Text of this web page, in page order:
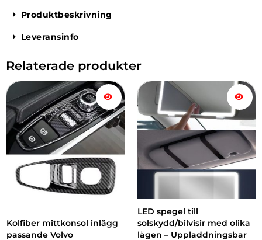
Produktbeskrivning
Leveransinfo
Relaterade produkter
Kolfiber mittkonsol inlägg
passande Volvo
LED spegel till
solskydd/bilvisir med olika
lägen – Uppladdningsbar